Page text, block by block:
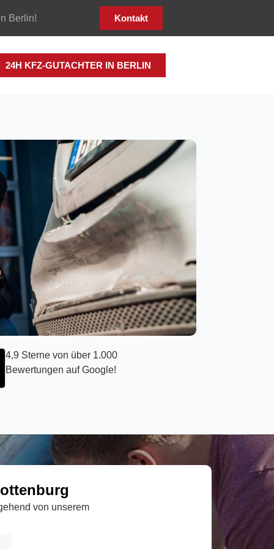
Berlin! Kontakt
24H KFZ-GUTACHTER IN BERLIN
4,9 Sterne von über 1.000
Bewertungen auf Google!
von unserem